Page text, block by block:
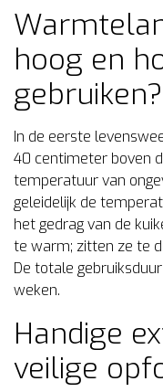
hoog en
gebruiken?
In de eerste
40 centimeter boven
temperatuur van
geleidelijk de
het gedrag van de
te warm; zitten ze te
De totale
weken.
Handige
veilige